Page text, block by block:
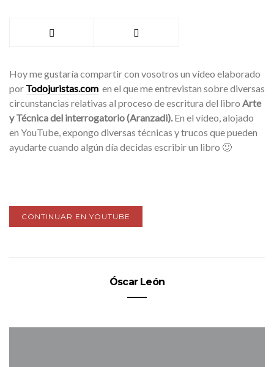
Hoy me gustaría compartir con vosotros un vídeo elaborado
por Todojuristas.com en el que me entrevistan sobre diversas
circunstancias relativas al proceso de escritura del libro Arte
y Técnica del interrogatorio (Aranzadi).En el vídeo, alojado
en YouTube, expongo diversas técnicas y trucos que pueden
ayudarte cuando algún día decidas escribir un libro 🙂
CONTINUAR EN YOUTUBE
Óscar León